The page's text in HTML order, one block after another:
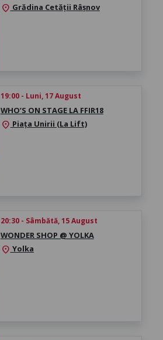
location_on Grădina Cetății Râșnov
19:00 - Luni, 17 August
WHO’S ON STAGE LA FFIR18
location_on Piața Unirii (La Lift)
20:30 - Sâmbătă, 15 August
WONDER SHOP @ YOLKA
location_onYolka